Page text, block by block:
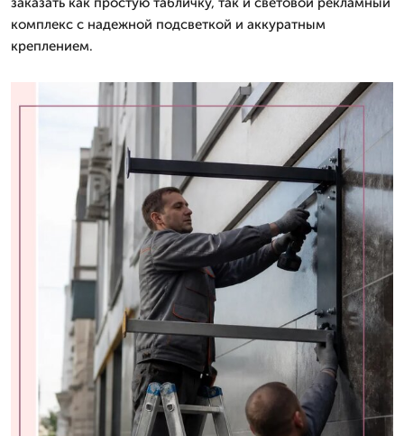
комплекс с надежной подсветкой и аккуратным
креплением.